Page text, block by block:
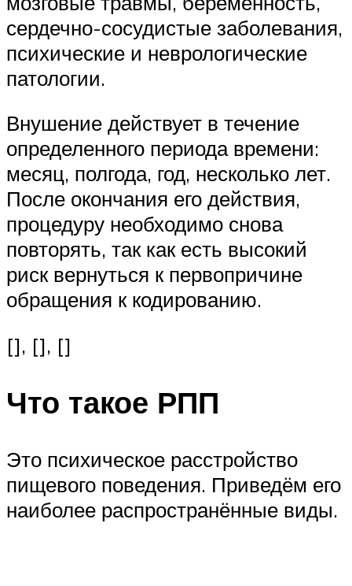
сердечно-сосудистые заболевания,
психические и неврологические
патологии.
Внушение действует в течение
определенного периода времени:
месяц, полгода, год, несколько лет.
После окончания его действия,
процедуру необходимо снова
повторять, так как есть высокий
риск вернуться к первопричине
обращения к кодированию.
[], [], []
‍Что такое РПП
Это психическое расстройство
пищевого поведения. Приведём его
наиболее распространённые виды.